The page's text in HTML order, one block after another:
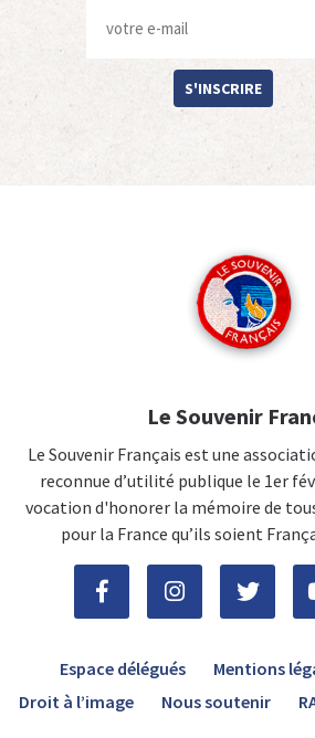
S'INSCRIRE
Le Souvenir
Le Souvenir Français est une
reconnue d’utilité publique le 1er
vocation d'honorer la mémoire de
pour la France qu’ils soient
Espace délégués Mentions
Droit à l’image
Nous soutenir